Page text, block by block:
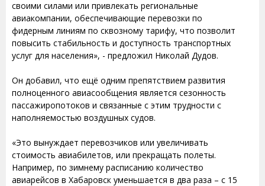
своими силами или привлекать региональные
авиакомпании, обеспечивающие перевозки по
фидерным линиям по сквозному тарифу, что позволит
повысить стабильность и доступность транспортных
услуг для населения», - предложил Николай Дудов.
Он добавил, что ещё одним препятствием развития
полноценного авиасообщения является сезонность
пассажиропотоков и связанные с этим трудности с
наполняемостью воздушных судов.
«Это вынуждает перевозчиков или увеличивать
стоимость авиабилетов, или прекращать полеты.
Например, по зимнему расписанию количество
авиарейсов в Хабаровск уменьшается в два раза – с 15